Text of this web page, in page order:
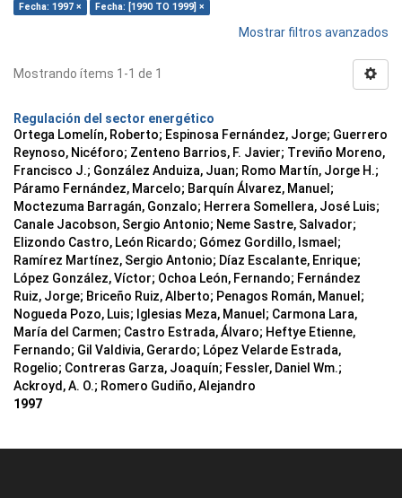
Fecha: 1997 ×
Fecha: [1990 TO 1999] ×
Mostrar filtros avanzados
Mostrando ítems 1-1 de 1
Regulación del sector energético
Ortega Lomelín, Roberto; Espinosa Fernández, Jorge; Guerrero
Reynoso, Nicéforo; Zenteno Barrios, F. Javier; Treviño Moreno,
Francisco J.; González Anduiza, Juan; Romo Martín, Jorge H.;
Páramo Fernández, Marcelo; Barquín Álvarez, Manuel;
Moctezuma Barragán, Gonzalo; Herrera Somellera, José Luis;
Canale Jacobson, Sergio Antonio; Neme Sastre, Salvador;
Elizondo Castro, León Ricardo; Gómez Gordillo, Ismael;
Ramírez Martínez, Sergio Antonio; Díaz Escalante, Enrique;
López González, Víctor; Ochoa León, Fernando; Fernández
Ruiz, Jorge; Briceño Ruiz, Alberto; Penagos Román, Manuel;
Nogueda Pozo, Luis; Iglesias Meza, Manuel; Carmona Lara,
María del Carmen; Castro Estrada, Álvaro; Heftye Etienne,
Fernando; Gil Valdivia, Gerardo; López Velarde Estrada,
Rogelio; Contreras Garza, Joaquín; Fessler, Daniel Wm.;
Ackroyd, A. O.; Romero Gudiño, Alejandro
1997